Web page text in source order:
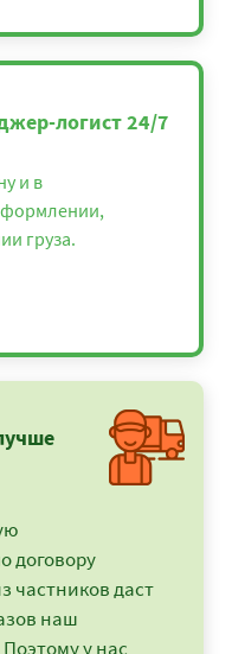
логист 24/7
и в
груза.
договору
частников даст
наш
у нас